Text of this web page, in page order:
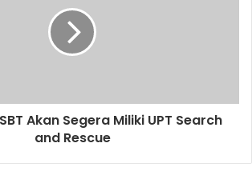
Akan Segera Miliki UPT Search
and Rescue